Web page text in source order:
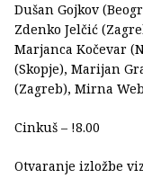
Dušan Gojkov
Zdenko Jelčić
Marjanca Kočevar
(Skopje), Marijan
(Zagreb), Mirna
Cinkuš – !8.00
Otvaranje izložbe